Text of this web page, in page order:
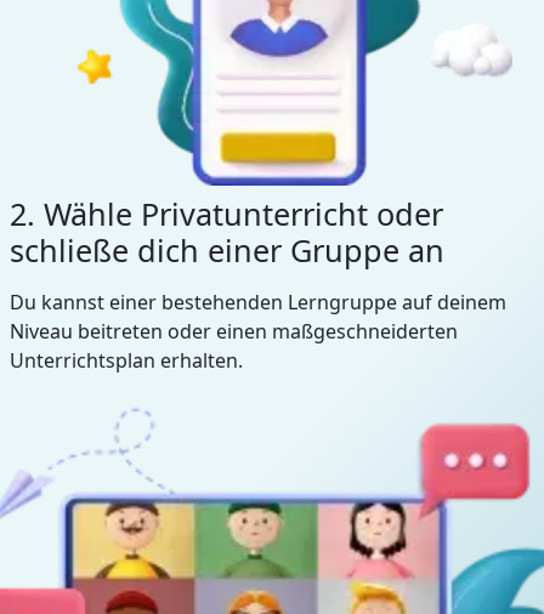
2. Wähle Privatunterricht oder
schließe dich einer Gruppe an
Du kannst einer bestehenden Lerngruppe auf deinem
Niveau beitreten oder einen maßgeschneiderten
Unterrichtsplan erhalten.